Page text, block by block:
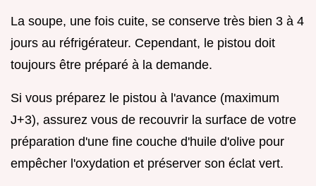
La soupe, une fois cuite, se conserve très bien 3 à 4
jours au réfrigérateur. Cependant, le pistou doit
toujours être préparé à la demande.
Si vous préparez le pistou à l'avance (maximum
J+3), assurez vous de recouvrir la surface de votre
préparation d'une fine couche d'huile d'olive pour
empêcher l'oxydation et préserver son éclat vert.